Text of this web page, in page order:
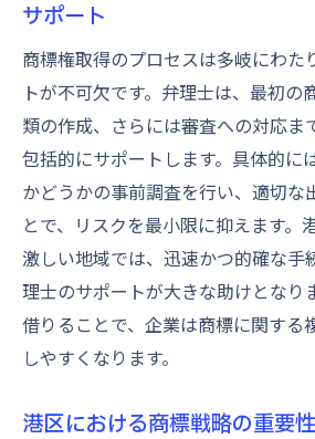
港区のビジネスシーンで商標
士の重要性
港区のビジネス環境と商
商標を守るための弁理士
港区での商標紛争を未然
弁理士が商標防衛に果た
ビジネス成功に必須な商
商標の維持と管理における
サポート
商標権取得のプロセスは多岐にわた
トが不可欠です。弁理士は、最初の
類の作成、さらには審査への対応ま
包括的にサポートします。具体的に
かどうかの事前調査を行い、適切な
とで、リスクを最小限に抑えます。
激しい地域では、迅速かつ的確な手
理士のサポートが大きな助けとなり
借りることで、企業は商標に関する
しやすくなります。
港区における商標戦略の重要